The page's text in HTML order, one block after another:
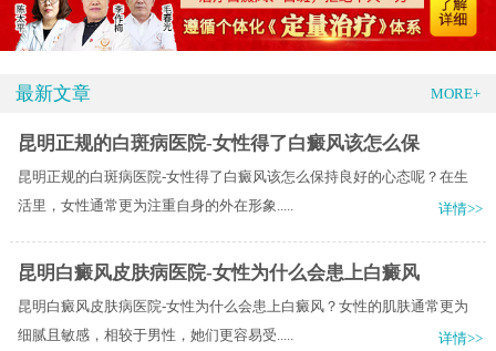
最新文章 MORE+
昆明正规的白斑病医院-女性得了白癜风该怎么保
昆明正规的白斑病医院-女性得了白癜风该怎么保持良好的心态呢？在生
活里，女性通常更为注重自身的外在形象.....
详情>>
昆明白癜风皮肤病医院-女性为什么会患上白癜风
昆明白癜风皮肤病医院-女性为什么会患上白癜风？女性的肌肤通常更为
细腻且敏感，相较于男性，她们更容易受.....
详情>>